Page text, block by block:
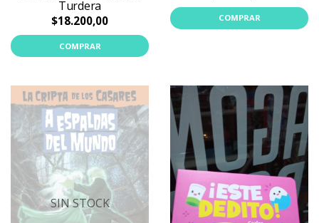
Turdera
$18.200,00
COMPRAR
COMPRAR
SIN STOCK